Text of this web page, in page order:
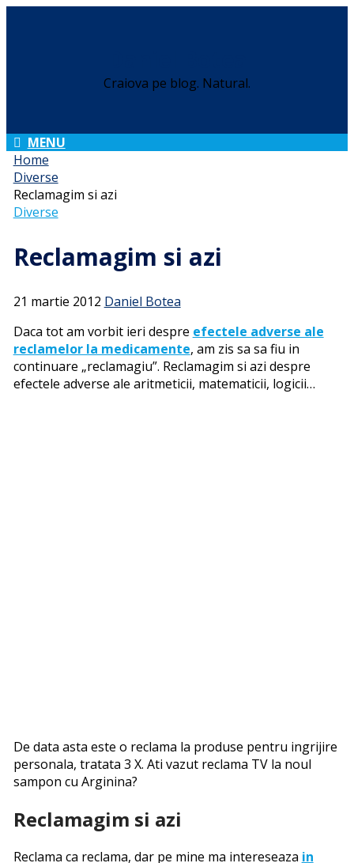
Craiova pe blog. Natural.
MENU
Home
Diverse
Reclamagim si azi
Diverse
Reclamagim si azi
21 martie 2012 Daniel Botea
Daca tot am vorbit ieri despre efectele adverse ale
reclamelor la medicamente, am zis sa sa fiu in
continuare „reclamagiu”. Reclamagim si azi despre
efectele adverse ale aritmeticii, matematicii, logicii…
De data asta este o reclama la produse pentru ingrijire
personala, tratata 3 X. Ati vazut reclama TV la noul
sampon cu Arginina?
Reclamagim si azi
Reclama ca reclama, dar pe mine ma intereseaza in